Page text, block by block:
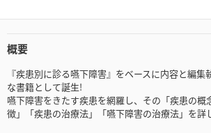
概要
『疾患別に診る嚥下障害』をベースに内容と編
な書籍として誕生!
嚥下障害をきたす疾患を網羅し、その「疾患の概
徴」「疾患の治療法」「嚥下障害の治療法」を詳